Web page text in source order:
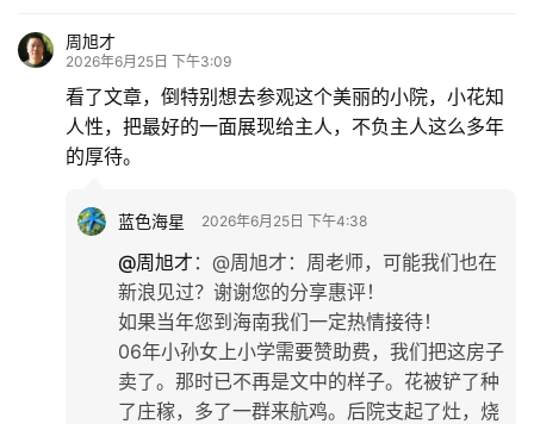
周旭才
2026年6月25日 下午3:09
看了文章，倒特别想去参观这个美丽的小院，小花知
人性，把最好的一面展现给主人，不负主人这么多年
的厚待。
蓝色海星 2026年6月25日 下午4:38
@周旭才 ： @周旭才：周老师，可能我们也在
新浪见过？谢谢您的分享惠评！
如果当年您到海南我们一定热情接待！
06年小孙女上小学需要赞助费，我们把这房子
卖了。那时已不再是文中的样子。花被铲了种
了庄稼，多了一群来航鸡。后院支起了灶，烧